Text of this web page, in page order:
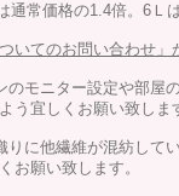
通常価格の1.4倍。6Ｌ
いてのお問い合わせ」
モニター設定や部屋
う宜しくお願い致しま
りに他繊維が混紡して
お願い致します。